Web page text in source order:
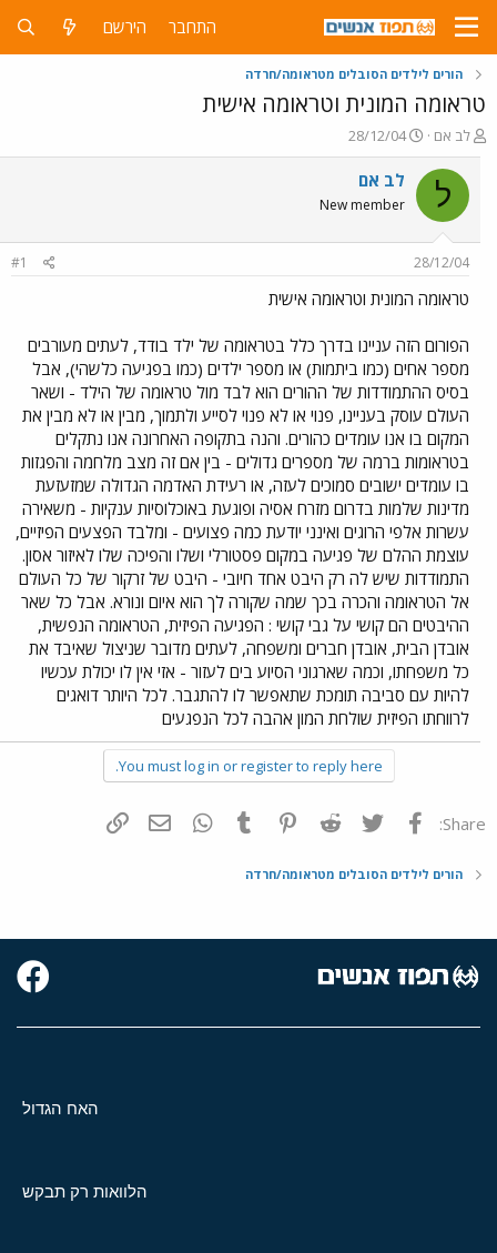
התחבר הירשם
הורים לילדים הסובלים מטראומה/חרדה
טראומה המונית וטראומה אישית
פ
ו
ת
ח
ה
ש
א
לב אם
פ
ו
ר
ם
ר
28/12/04
ל לב אם
New member
28/12/04
#1
טראומה המונית וטראומה אישית
הפורום הזה עניינו בדרך כלל בטראומה של ילד בודד, לעתים מעורבים
מספר אחים (כמו ביתמות) או מספר ילדים (כמו בפגיעה כלשהי), אבל
בסיס ההתמודדות של ההורים הוא לבד מול טראומה של הילד - ושאר
העולם עוסק בעניינו, פנוי או לא פנוי לסייע ולתמוך, מבין או לא מבין את
המקום בו אנו עומדים כהורים. והנה בתקופה האחרונה אנו נתקלים
בטראומות ברמה של מספרים גדולים - בין אם זה מצב מלחמה והפגזות
בו עומדים ישובים סמוכים לעזה, או רעידת האדמה הגדולה שמזעזעת
מדינות שלמות בדרום מזרח אסיה ופוגעת באוכלוסיות ענקיות - משאירה
עשרות אלפי הרוגים ואינני יודעת כמה פצועים - ומלבד הפצעים הפיזיים,
עוצמת ההלם של פגיעה במקום פסטורלי ושלו והפיכה שלו לאיזור אסון.
התמודדות שיש לה רק היבט אחד חיובי - היבט של זרקור של כל העולם
אל הטראומה והכרה בכך שמה שקורה לך הוא איום ונורא. אבל כל שאר
ההיבטים הם קושי על גבי קושי : הפגיעה הפיזית, הטראומה הנפשית,
אובדן הבית, אובדן חברים ומשפחה, לעתים מדובר שניצול שאיבד את
כל משפחתו, וכמה שארגוני הסיוע בים לעזור - אזי אין לו יכולת עכשיו
להיות עם סביבה תומכת שתאפשר לו להתגבר. לכל היותר דואגים
לרווחתו הפיזית שולחת המון אהבה לכל הנפגעים
You must log in or register to reply here.
Share: פייסבוק Twitter
Reddit
Pinterest
Tumblr
WhatsAppדואר אלקטרוני
הורים לילדים הסובלים מטראומה/חרדה
האח הגדול
הלוואות רק תבקש